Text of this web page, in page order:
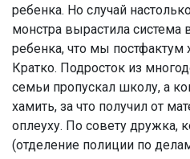
ребенка. Но случай
монстра вырастила система
ребенка, что мы постфактум
Кратко. Подросток из
семьи пропускал школу, а
хамить, за что получил от
оплеуху. По совету дружка,
(отделение полиции по